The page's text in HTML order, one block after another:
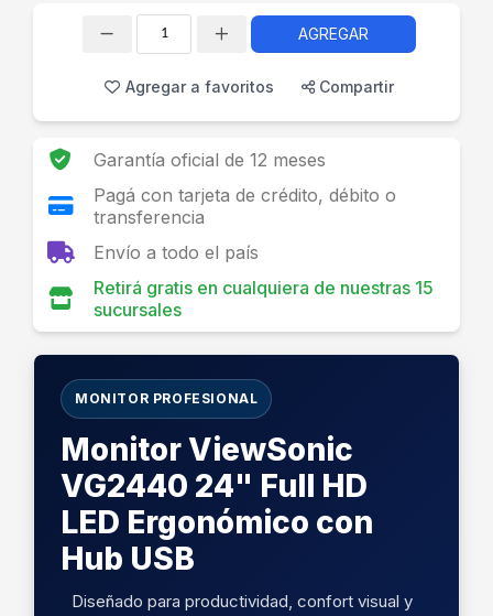
AGREGAR
Agregar a favoritos Compartir
Garantía oficial de 12 meses
Pagá con tarjeta de crédito, débito o
transferencia
Envío a todo el país
Retirá gratis en cualquiera de nuestras 15
sucursales
MONITOR PROFESIONAL
Monitor ViewSonic
VG2440 24" Full HD
LED Ergonómico con
Hub USB
Diseñado para productividad, confort visual y